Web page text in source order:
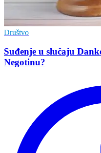
Društvo
Suđenje u slučaju
Negotinu?